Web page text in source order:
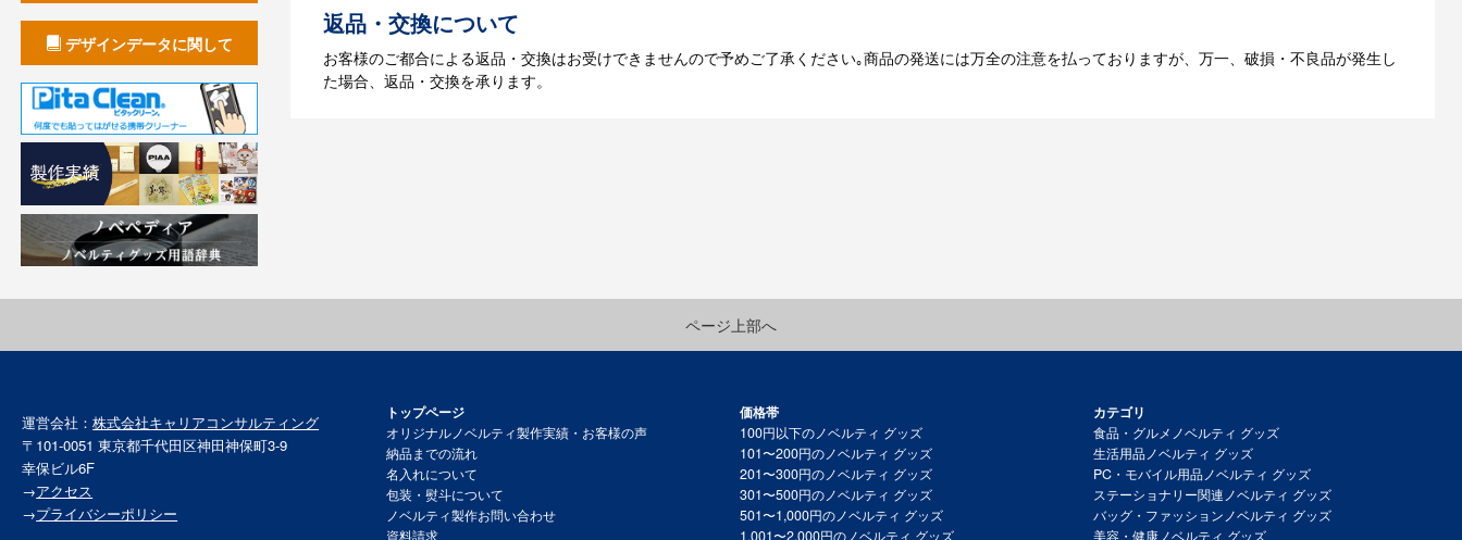
返品・交換について
お客様のご都合による返品・交換はお受けできませんので予めご了承ください｡商品の発送には万全の注意を払っておりますが、万一、破損・不良品が発生し
た場合、返品・交換を承ります。
デザインデータに関して
ページ上部へ
運営会社：株式会社キャリアコンサルティング
〒101-0051 東京都千代田区神田神保町3-9
幸保ビル6F
→アクセス
→プライバシーポリシー
トップページ
オリジナルノベルティ製作実績・お客様の声
納品までの流れ
名入れについて
包装・熨斗について
ノベルティ製作お問い合わせ
資料請求
価格帯
100円以下のノベルティ グッズ
101〜200円のノベルティ グッズ
201〜300円のノベルティ グッズ
301〜500円のノベルティ グッズ
501〜1,000円のノベルティ グッズ
1,001〜2,000円のノベルティ グッズ
カテゴリ
食品・グルメノベルティ グッズ
生活用品ノベルティ グッズ
PC・モバイル用品ノベルティ グッズ
ステーショナリー関連ノベルティ グッズ
バッグ・ファッションノベルティ グッズ
美容・健康ノベルティ グッズ